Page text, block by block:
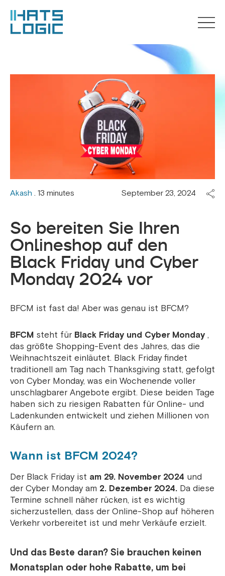
Akash . 13 minutes September 23, 2024
So bereiten Sie Ihren
Onlineshop auf den
Black Friday und Cyber ​​
Monday 2024 vor
BFCM ist fast da! Aber was genau ist BFCM?
BFCM steht für Black Friday und Cyber ​​Monday ,
das größte Shopping-Event des Jahres, das die
Weihnachtszeit einläutet. Black Friday findet
traditionell am Tag nach Thanksgiving statt, gefolgt
von Cyber ​​Monday, was ein Wochenende voller
unschlagbarer Angebote ergibt. Diese beiden Tage
haben sich zu riesigen Rabatten für Online- und
Ladenkunden entwickelt und ziehen Millionen von
Käufern an.
Wann ist BFCM 2024?
Der Black Friday ist am 29. November 2024 und
der Cyber ​​Monday am 2. Dezember 2024. Da diese
Termine schnell näher rücken, ist es wichtig
sicherzustellen, dass der Online-Shop auf höheren
Verkehr vorbereitet ist und mehr Verkäufe erzielt.
Und das Beste daran? Sie brauchen keinen
Monatsplan oder hohe Rabatte, um bei